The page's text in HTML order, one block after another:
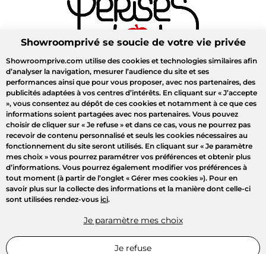
Showroomprivé se soucie de votre vie privée
Showroomprive.com utilise des cookies et technologies similaires afin
d’analyser la navigation, mesurer l’audience du site et ses
performances ainsi que pour vous proposer, avec nos partenaires, des
publicités adaptées à vos centres d’intérêts. En cliquant sur « J’accepte
», vous consentez au dépôt de ces cookies et notamment à ce que ces
informations soient partagées avec nos partenaires. Vous pouvez
choisir de cliquer sur « Je refuse » et dans ce cas, vous ne pourrez pas
recevoir de contenu personnalisé et seuls les cookies nécessaires au
fonctionnement du site seront utilisés. En cliquant sur « Je paramètre
mes choix » vous pourrez paramétrer vos préférences et obtenir plus
d’informations. Vous pourrez également modifier vos préférences à
tout moment (à partir de l’onglet « Gérer mes cookies »). Pour en
savoir plus sur la collecte des informations et la manière dont celle-ci
sont utilisées rendez-vous ici.
Je paramètre mes choix
Je refuse